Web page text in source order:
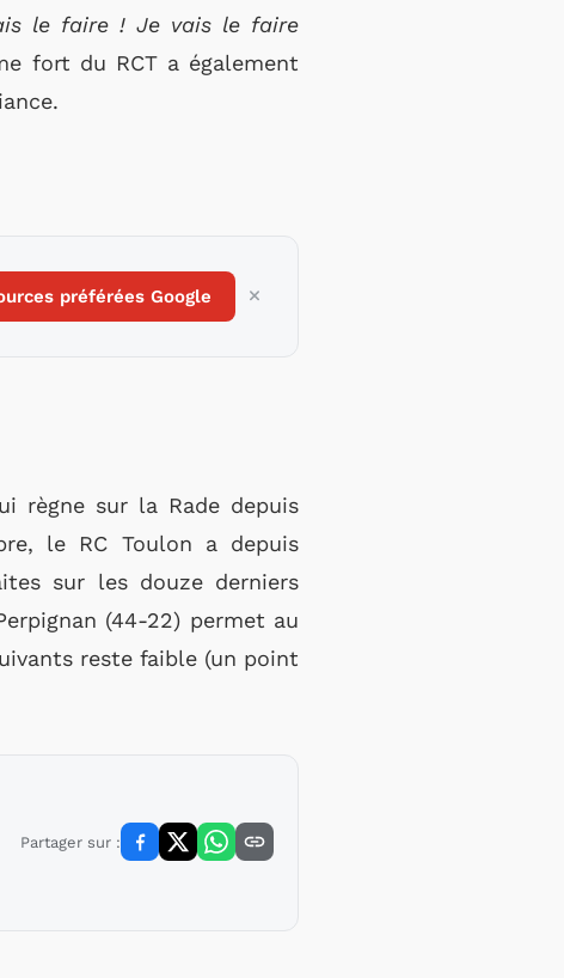
le faire ! Je vais le faire
fort du RCT a également
préférées Google
règne sur la Rade depuis
le RC Toulon a depuis
sur les douze derniers
(44-22) permet au
reste faible (un point
Partager sur :